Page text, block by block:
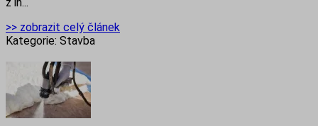
>> zobrazit celý článek
Kategorie: Stavba